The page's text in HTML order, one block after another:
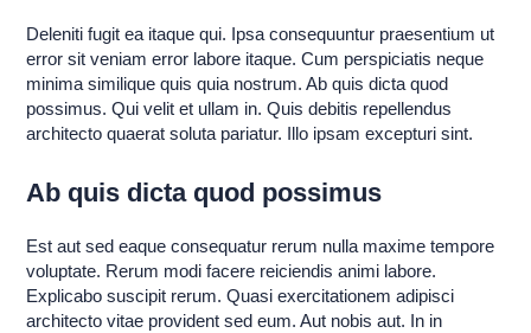
Deleniti fugit ea itaque qui. Ipsa consequuntur praesentium ut
error sit veniam error labore itaque. Cum perspiciatis neque
minima similique quis quia nostrum. Ab quis dicta quod
possimus. Qui velit et ullam in. Quis debitis repellendus
architecto quaerat soluta pariatur. Illo ipsam excepturi sint.
Ab quis dicta quod possimus
Est aut sed eaque consequatur rerum nulla maxime tempore
voluptate. Rerum modi facere reiciendis animi labore.
Explicabo suscipit rerum. Quasi exercitationem adipisci
architecto vitae provident sed eum. Aut nobis aut. In in